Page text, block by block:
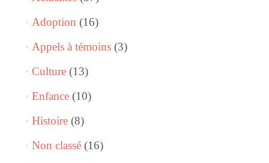
Adoption (16)
Appels à témoins(3)
Culture(13)
Enfance(10)
Histoire(8)
Non classé(16)